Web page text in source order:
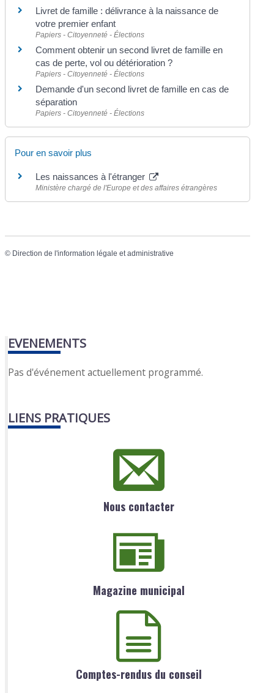
Livret de famille : délivrance à la naissance de
votre premier enfant
Papiers - Citoyenneté - Élections
Comment obtenir un second livret de famille en
cas de perte, vol ou détérioration ?
Papiers - Citoyenneté - Élections
Demande d'un second livret de famille en cas de
séparation
Papiers - Citoyenneté - Élections
Pour en savoir plus
Les naissances à l'étranger
Ministère chargé de l'Europe et des affaires étrangères
© Direction de l'information légale et administrative
EVENEMENTS
Pas d'événement actuellement programmé.
LIENS PRATIQUES
Nous contacter
Magazine municipal
Comptes-rendus du conseil